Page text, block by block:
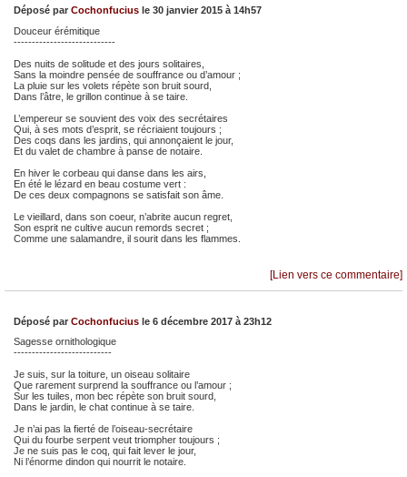
Déposé par Cochonfucius le 30 janvier 2015 à 14h57
Douceur érémitique
----------------------------
Des nuits de solitude et des jours solitaires,
Sans la moindre pensée de souffrance ou d’amour ;
La pluie sur les volets répète son bruit sourd,
Dans l’âtre, le grillon continue à se taire.
L’empereur se souvient des voix des secrétaires
Qui, à ses mots d’esprit, se récriaient toujours ;
Des coqs dans les jardins, qui annonçaient le jour,
Et du valet de chambre à panse de notaire.
En hiver le corbeau qui danse dans les airs,
En été le lézard en beau costume vert :
De ces deux compagnons se satisfait son âme.
Le vieillard, dans son coeur, n’abrite aucun regret,
Son esprit ne cultive aucun remords secret ;
Comme une salamandre, il sourit dans les flammes.
[Lien vers ce commentaire]
Déposé par Cochonfucius le 6 décembre 2017 à 23h12
Sagesse ornithologique
---------------------------
Je suis, sur la toiture, un oiseau solitaire
Que rarement surprend la souffrance ou l’amour ;
Sur les tuiles, mon bec répète son bruit sourd,
Dans le jardin, le chat continue à se taire.
Je n’ai pas la fierté de l’oiseau-secrétaire
Qui du fourbe serpent veut triompher toujours ;
Je ne suis pas le coq, qui fait lever le jour,
Ni l’énorme dindon qui nourrit le notaire.